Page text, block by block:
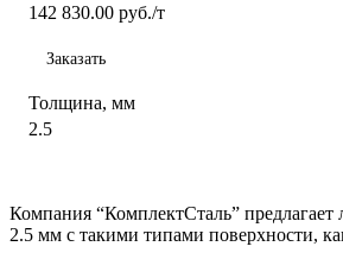
142 830.00 руб./т
Заказать
Толщина, мм
2.5
Компания “КомплектСталь”
2.5 мм с такими типами поверхности,